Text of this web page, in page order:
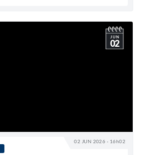
02 JUN 2026 - 16h02
JUN
02